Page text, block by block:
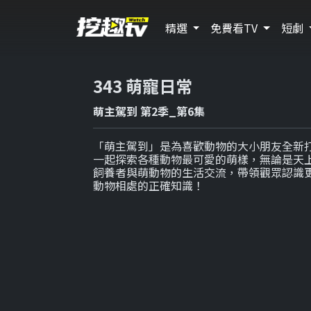
精選 免費看TV 短劇
343 萌寵日常
萌主駕到 第2季_第6集
「萌主駕到」是為喜歡動物的大小朋友全
一起探索各種動物最可愛的萌樣，無論是
飼養者與萌動物的生活交流，帶領觀眾認
動物相處的正確知識！